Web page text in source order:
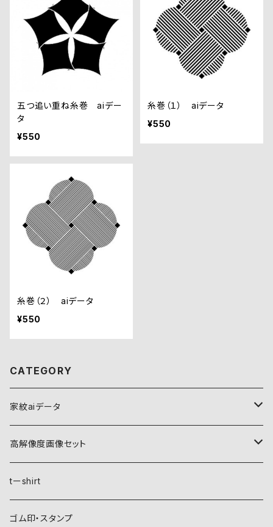
五つ追い重ね糸巻 aiデー
タ
¥550
糸巻（１） aiデータ
¥550
糸巻（２） aiデータ
¥550
CATEGORY
家紋aiデータ
自然紋
稲妻
霞
植物紋
葵
動物紋
高解像度画像セット
自然紋
稲妻
植物紋
tーshirt
ゴム印・スタンプ